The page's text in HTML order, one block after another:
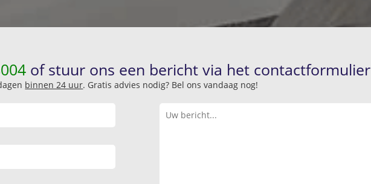
of stuur ons een bericht via het
binnen 24 uur. Gratis advies nodig? Bel ons vandaag nog!